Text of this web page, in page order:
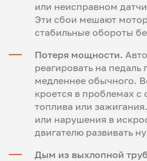
или неисправном
Эти сбои мешают
стабильные обороты
Потеря мощности.
реагировать на педаль
медленнее обычного.
кроется в проблемах с
топлива или
или нарушения в
двигателю развивать
Дым из выхлопной